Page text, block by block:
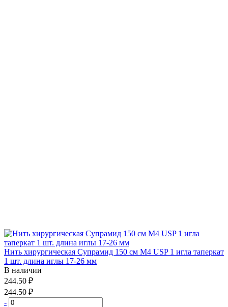
Нить хирургическая Супрамид 150 см М4 USP 1 игла таперкат
1 шт. длина иглы 17-26 мм
В наличии
244.50 ₽
244.50 ₽
-